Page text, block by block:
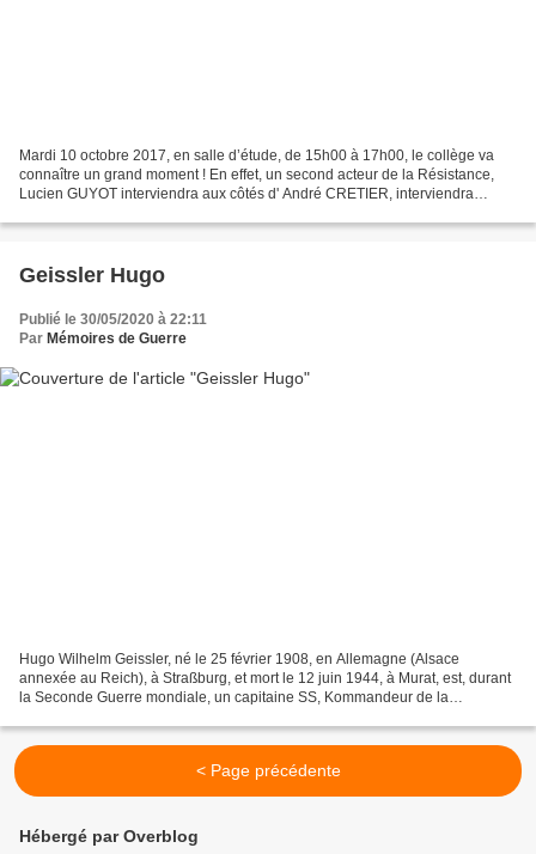
Mardi 10 octobre 2017, en salle d’étude, de 15h00 à 17h00, le collège va
connaître un grand moment ! En effet, un second acteur de la Résistance,
Lucien GUYOT interviendra aux côtés d' André CRETIER, interviendra
Geissler Hugo
Publié le 30/05/2020 à 22:11
Par Mémoires de Guerre
Hugo Wilhelm Geissler, né le 25 février 1908, en Allemagne (Alsace
annexée au Reich), à Straßburg, et mort le 12 juin 1944, à Murat, est, durant
la Seconde Guerre mondiale, un capitaine SS, Kommandeur de la
< Page précédente
Hébergé par Overblog